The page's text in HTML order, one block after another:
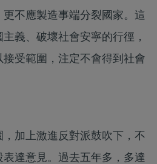
不應製造事端分裂國家。這
義、破壞社會安寧的行徑，
受範圍，注定不會得到社會
加上激進反對派鼓吹下，不
達意見。過去五年多，多達